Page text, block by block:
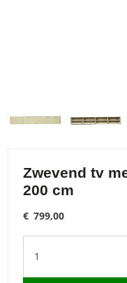
Zwevend tv
200 cm
€ 799,00